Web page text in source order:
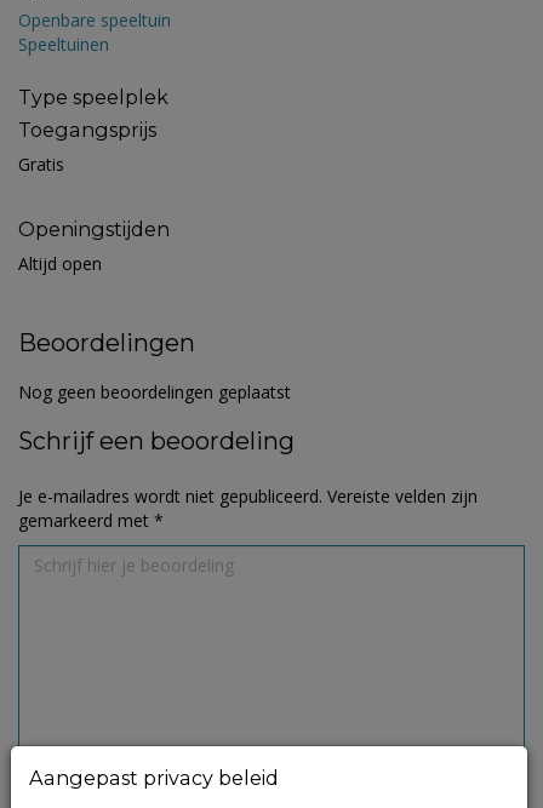
Openbare speeltuin
Speeltuinen
Type speelplek
Toegangsprijs
Gratis
Openingstijden
Altijd open
Beoordelingen
Nog geen beoordelingen geplaatst
Schrijf een beoordeling
Je e-mailadres wordt niet gepubliceerd. Vereiste velden zijn
gemarkeerd met *
Aangepast privacy beleid